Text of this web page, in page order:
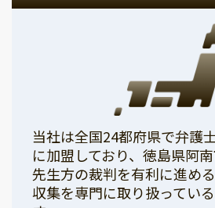
当社は全国24都府県で弁護
に加盟しており、徳島県阿
先生方の裁判を有利に進め
収集を専門に取り扱ってい